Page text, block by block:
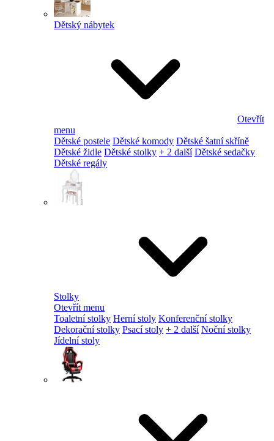
Dětský nábytek
Otevřít
menu
Dětské postele Dětské komody Dětské šatní skříně
Dětské židle Dětské stolky + 2 další Dětské sedačky
Dětské regály
Stolky
Otevřít menu
Toaletní stolky Herní stoly Konferenční stolky
Dekorační stolky Psací stoly + 2 další Noční stolky
Jídelní stoly